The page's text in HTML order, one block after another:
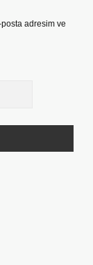
posta adresim ve